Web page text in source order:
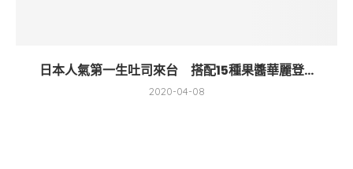
日本人氣第一生吐司來台 搭配15種果醬華麗登...
2020-04-08